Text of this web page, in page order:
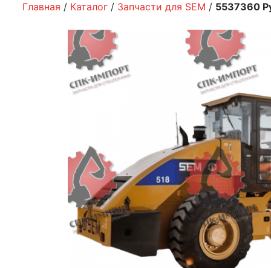
Главная / Каталог / Запчасти для SEM / 5537360